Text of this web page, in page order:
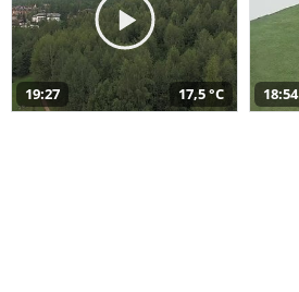
19:27 17,5 °C 18:54